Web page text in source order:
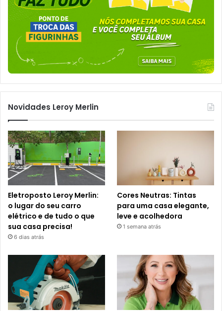
Novidades Leroy Merlin
Eletroposto Leroy Merlin:
o lugar do seu carro
elétrico e de tudo o que
sua casa precisa!
6 dias atrás
Cores Neutras: Tintas
para uma casa elegante,
leve e acolhedora
1 semana atrás